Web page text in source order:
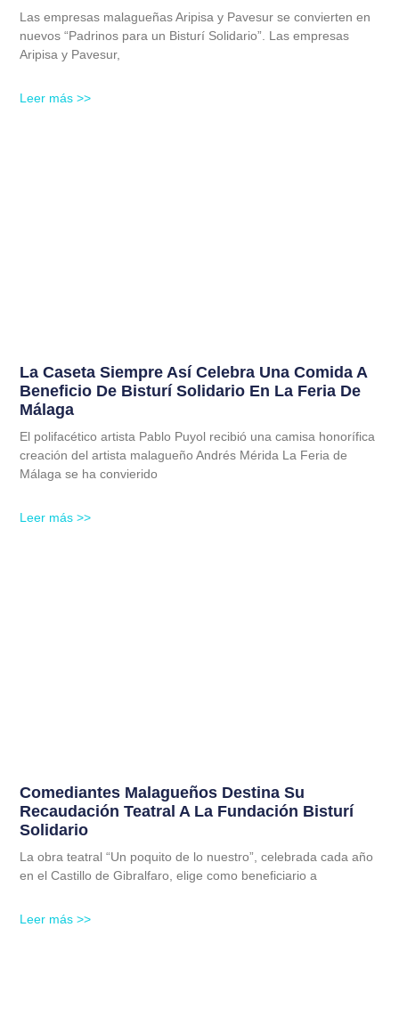
Las empresas malagueñas Aripisa y Pavesur se convierten en
nuevos “Padrinos para un Bisturí Solidario”. Las empresas
Aripisa y Pavesur,
Leer más >>
La Caseta Siempre Así Celebra Una Comida A
Beneficio De Bisturí Solidario En La Feria De
Málaga
El polifacético artista Pablo Puyol recibió una camisa honorífica
creación del artista malagueño Andrés Mérida La Feria de
Málaga se ha convierido
Leer más >>
Comediantes Malagueños Destina Su
Recaudación Teatral A La Fundación Bisturí
Solidario
La obra teatral “Un poquito de lo nuestro”, celebrada cada año
en el Castillo de Gibralfaro, elige como beneficiario a
Leer más >>